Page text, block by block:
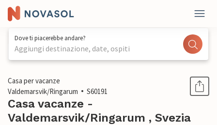
Dove ti piacerebbe andare?
Aggiungi destinazione, date, ospiti
1 / 19
Casa per vacanze
Valdemarsvik/Ringarum
S60191
Casa vacanze -
Valdemarsvik/Ringarum , Svezia